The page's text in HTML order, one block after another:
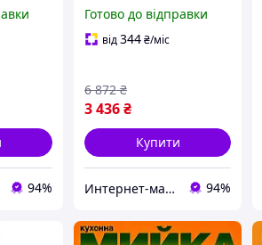
94%
покриттям глибока та
повним комплектом
Готово до відправки
від344₴/міс
3 436₴
6 872 ₴
Купити
Интернет-магазин Строй Дом 94%